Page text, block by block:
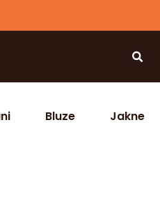
Bluze Jakne